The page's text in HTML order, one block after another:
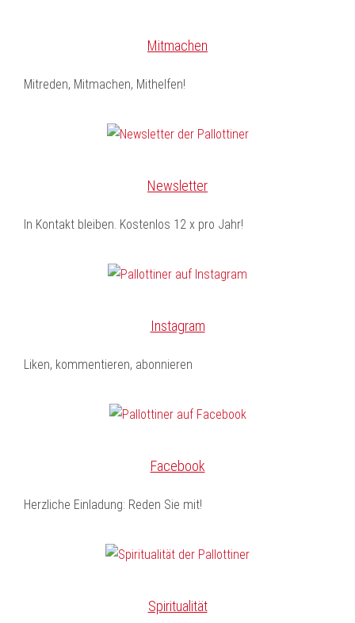
Mitmachen
Mitreden, Mitmachen, Mithelfen!
Newsletter
In Kontakt bleiben. Kostenlos 12 x pro Jahr!
Instagram
Liken, kommentieren, abonnieren
Facebook
Herzliche Einladung: Reden Sie mit!
Spiritualität